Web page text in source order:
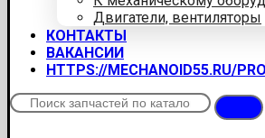
Двигатели, вентиляторы
КОНТАКТЫ
ВАКАНСИИ
HTTPS://MECHANOID55.RU/